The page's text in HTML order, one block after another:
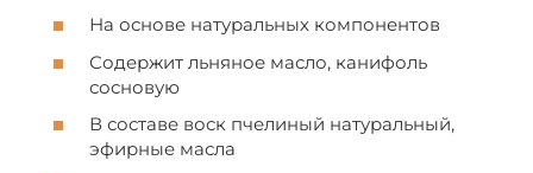
На основе натуральных компонентов
Содержит льняное масло, канифоль
сосновую
В составе воск пчелиный натуральный,
эфирные масла